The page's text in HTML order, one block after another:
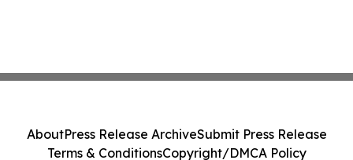
AboutPress Release ArchiveSubmit Press Release
Terms & ConditionsCopyright/DMCA Policy